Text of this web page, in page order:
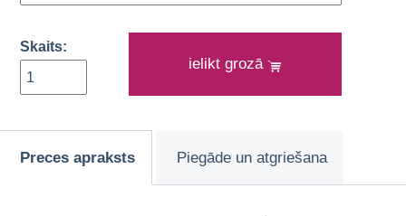
Skaits:
ielikt grozā
Preces apraksts Piegāde un atgriešana